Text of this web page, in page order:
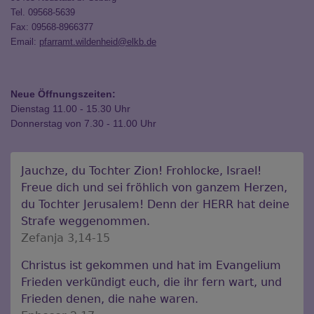
Tel. 09568-5639
Fax: 09568-8966377
Email: pfarramt.wildenheid@elkb.de
Neue Öffnungszeiten:
Dienstag 11.00 - 15.30 Uhr
Donnerstag von 7.30 - 11.00 Uhr
Jauchze, du Tochter Zion! Frohlocke, Israel!
Freue dich und sei fröhlich von ganzem Herzen,
du Tochter Jerusalem! Denn der HERR hat deine
Strafe weggenommen.
Zefanja 3,14-15
Christus ist gekommen und hat im Evangelium
Frieden verkündigt euch, die ihr fern wart, und
Frieden denen, die nahe waren.